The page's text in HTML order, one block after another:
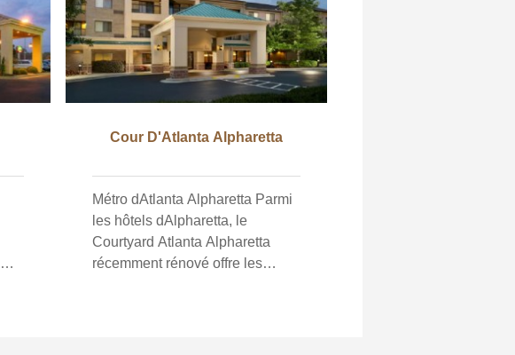
Cour D'Atlanta Alpharetta
Métro dAtlanta Alpharetta Parmi
les hôtels dAlpharetta, le
Courtyard Atlanta Alpharetta
récemment rénové offre les